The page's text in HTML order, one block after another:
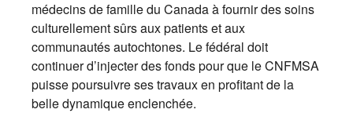
médecins de famille du Canada à fournir des soins
culturellement sûrs aux patients et aux
communautés autochtones. Le fédéral doit
continuer d’injecter des fonds pour que le CNFMSA
puisse poursuivre ses travaux en profitant de la
belle dynamique enclenchée.